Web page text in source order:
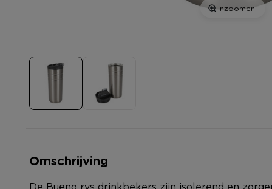
Inzoomen
Omschrijving
De Bueno rvs drinkbekers zijn isolerend en